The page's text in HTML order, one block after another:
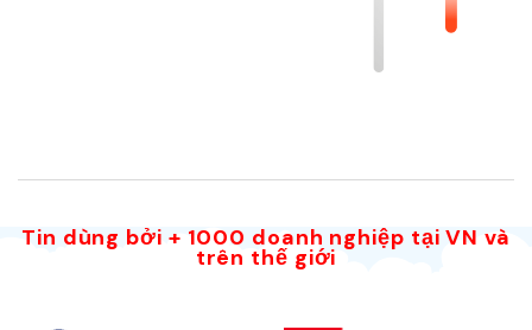
Tin dùng bởi + 1000 doanh nghiệp tại VN và
trên thế giới